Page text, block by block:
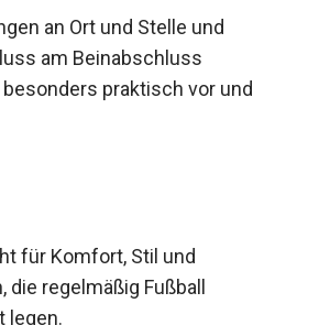
an Ort und Stelle und
am Beinabschluss
praktisch vor
für Komfort, Stil und
regelmäßig Fußball